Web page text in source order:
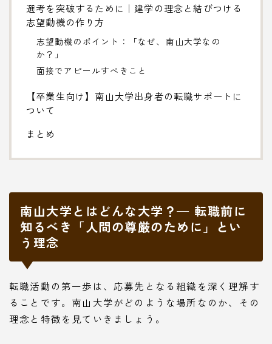
選考を突破するために｜建学の理念と結びつける
志望動機の作り方
志望動機のポイント：「なぜ、南山大学なの
か？」
面接でアピールすべきこと
【卒業生向け】南山大学出身者の転職サポートに
ついて
まとめ
南山大学とはどんな大学？— 転職前に
知るべき「人間の尊厳のために」とい
う理念
転職活動の第一歩は、応募先となる組織を深く理解す
ることです。南山大学がどのような場所なのか、その
理念と特徴を見ていきましょう。